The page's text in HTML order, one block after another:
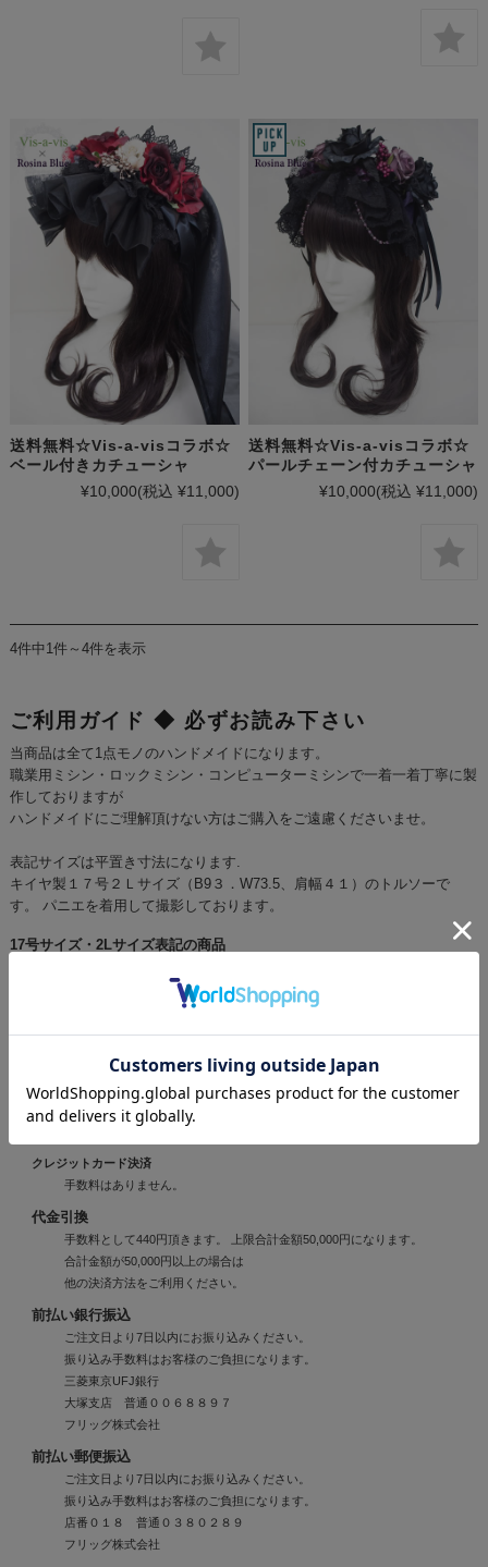
送料無料☆Vis-a-visコラボ☆
ベール付きカチューシャ
¥10,000(税込 ¥11,000)
送料無料☆Vis-a-visコラボ☆
パールチェーン付カチューシャ
¥10,000(税込 ¥11,000)
4件中1件～4件を表示
ご利用ガイド ◆ 必ずお読み下さい
当商品は全て1点モノのハンドメイドになります。
職業用ミシン・ロックミシン・コンピューターミシンで一着一着丁寧に製
作しておりますが
ハンドメイドにご理解頂けない方はご購入をご遠慮くださいませ。
表記サイズは平置き寸法になります.
キイヤ製１７号２Ｌサイズ（B9３．W73.5、肩幅４１）のトルソーで
す。 パニエを着用して撮影しております。
17号サイズ・2Lサイズ表記の商品
作成しております。
お支払い方法について
クレジットカード決済
手数料はありません。
代金引換
手数料として440円頂きます。 上限合計金額50,000円になります。
合計金額が50,000円以上の場合は
他の決済方法をご利用ください。
前払い銀行振込
ご注文日より7日以内にお振り込みください。
振り込み手数料はお客様のご負担になります。
三菱東京UFJ銀行
大塚支店 普通００６８８９７
フリッグ株式会社
前払い郵便振込
ご注文日より7日以内にお振り込みください。
振り込み手数料はお客様のご負担になります。
店番０１８ 普通０３８０２８９
フリッグ株式会社